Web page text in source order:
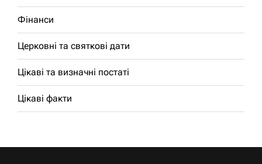
Фінанси
Церковні та святкові дати
Цікаві та визначні постаті
Цікаві факти